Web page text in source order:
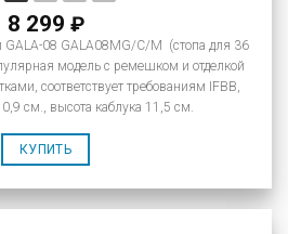
8 299 ₽
08 GALA08MG/C/M (стопа для 36
модель с ремешком и отделкой
соответствует требованиям IFBB,
см., высота каблука 11,5 см.
КУПИТЬ